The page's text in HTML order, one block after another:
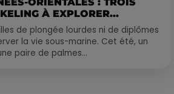
À EXPLORER...
de plongée lourdes ni de diplômes
la vie sous-marine. Cet été, un
paire de palmes...